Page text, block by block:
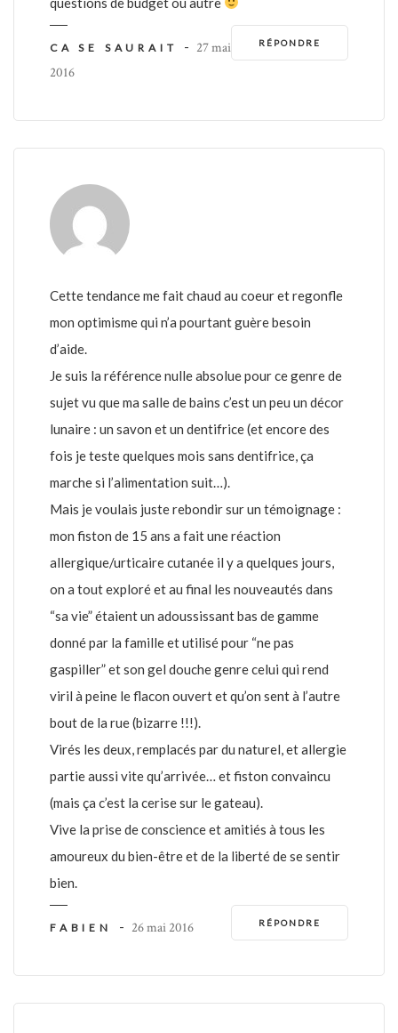
RÉPONDRE
CA SE SAURAIT - 27 mai
2016
Cette tendance me fait chaud au coeur et regonfle
mon optimisme qui n’a pourtant guère besoin
d’aide.
Je suis la référence nulle absolue pour ce genre de
sujet vu que ma salle de bains c’est un peu un décor
lunaire : un savon et un dentifrice (et encore des
fois je teste quelques mois sans dentifrice, ça
marche si l’alimentation suit…).
Mais je voulais juste rebondir sur un témoignage :
mon fiston de 15 ans a fait une réaction
allergique/urticaire cutanée il y a quelques jours,
on a tout exploré et au final les nouveautés dans
“sa vie” étaient un adoussissant bas de gamme
donné par la famille et utilisé pour “ne pas
gaspiller” et son gel douche genre celui qui rend
viril à peine le flacon ouvert et qu’on sent à l’autre
bout de la rue (bizarre !!!).
Virés les deux, remplacés par du naturel, et allergie
partie aussi vite qu’arrivée… et fiston convaincu
(mais ça c’est la cerise sur le gateau).
Vive la prise de conscience et amitiés à tous les
amoureux du bien-être et de la liberté de se sentir
bien.
RÉPONDRE
FABIEN - 26 mai 2016